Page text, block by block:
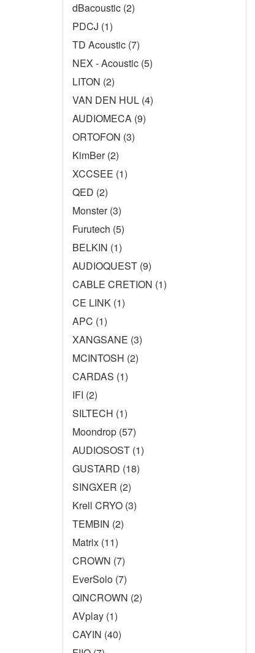
dBacoustic (2)
PDCJ (1)
TD Acoustic (7)
NEX - Acoustic (5)
LITON (2)
VAN DEN HUL (4)
AUDIOMECA (9)
ORTOFON (3)
KimBer (2)
XCCSEE (1)
QED (2)
Monster (3)
Furutech (5)
BELKIN (1)
AUDIOQUEST (9)
CABLE CRETION (1)
CE LINK (1)
APC (1)
XANGSANE (3)
MCINTOSH (2)
CARDAS (1)
IFI (2)
SILTECH (1)
Moondrop (57)
AUDIOSOST (1)
GUSTARD (18)
SINGXER (2)
Krell CRYO (3)
TEMBIN (2)
Matrix (11)
CROWN (7)
EverSolo (7)
QINCROWN (2)
AVplay (1)
CAYIN (40)